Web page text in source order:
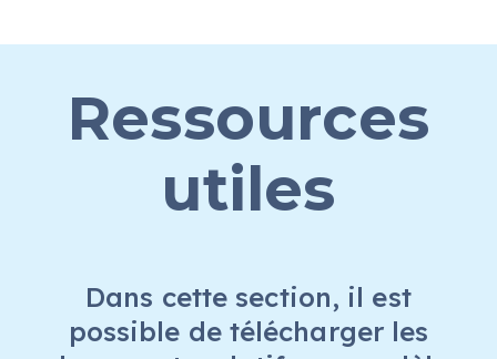
Ressources
utiles
Dans cette section, il est
possible de télécharger les